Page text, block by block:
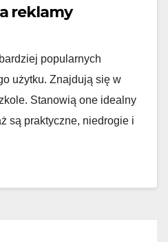
reklamy
popularnych
użytku. Znajdują się w
Stanowią one idealny
są praktyczne, niedrogie i